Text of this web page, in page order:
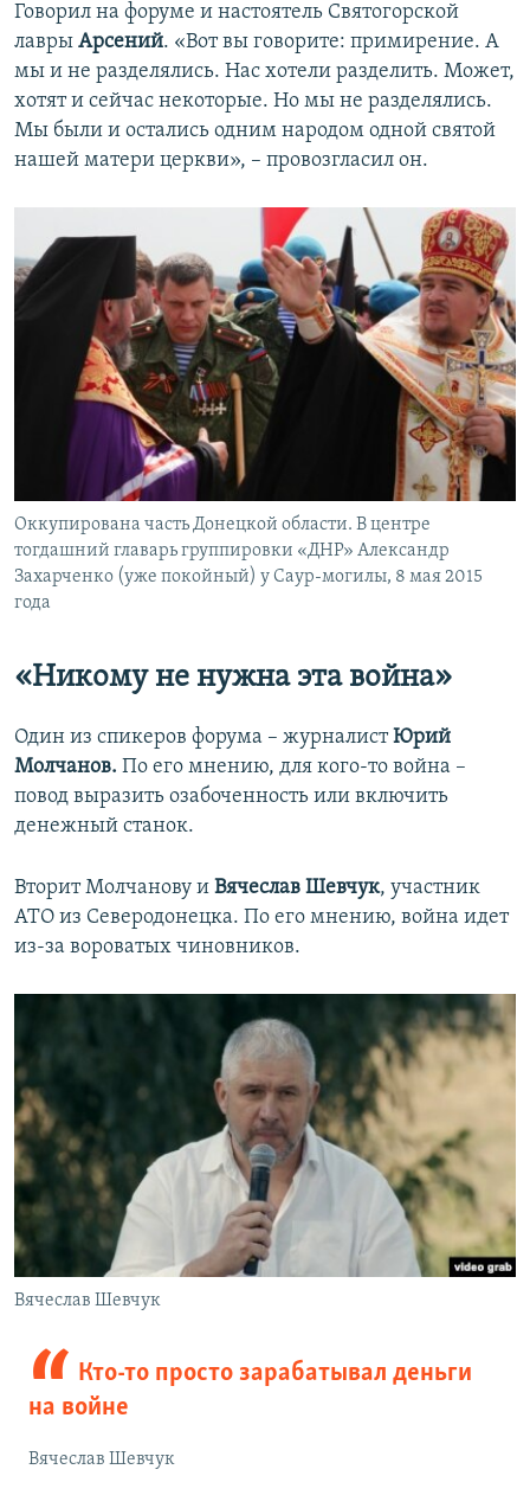
Говорил на форуме и настоятель Святогорской
лавры Арсений. «Вот вы говорите: примирение. А
мы и не разделялись. Нас хотели разделить. Может,
хотят и сейчас некоторые. Но мы не разделялись.
Мы были и остались одним народом одной святой
нашей матери церкви», – провозгласил он.
Оккупирована часть Донецкой области. В центре
тогдашний главарь группировки «ДНР» Александр
Захарченко (уже покойный) у Саур-могилы, 8 мая 2015
года
«Никому не нужна эта война»
Один из спикеров форума – журналист Юрий
Молчанов. По его мнению, для кого-то война –
повод выразить озабоченность или включить
денежный станок.
Вторит Молчанову и Вячеслав Шевчук, участник
АТО из Северодонецка. По его мнению, война идет
из-за вороватых чиновников.
Вячеслав Шевчук
Кто-то просто зарабатывал деньги
на войне
Вячеслав Шевчук